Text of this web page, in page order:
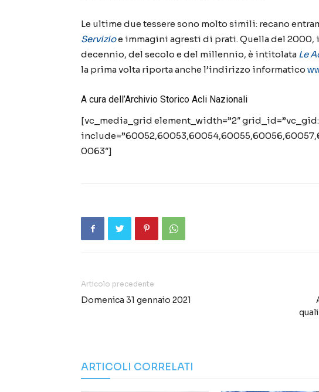
Le ultime due tessere sono molto simili: recano
Servizioe immagini agresti di prati. Quella del 2000,
decennio, del secolo e del millennio, è intitolata Le
la prima volta riporta anche l’indirizzo informatico
A cura dell’Archivio Storico Acli Nazionali
[vc_media_grid element_width=”2″
0063″]
Articolo precedente
Domenica 31 gennaio 2021
ARTICOLI CORRELATI